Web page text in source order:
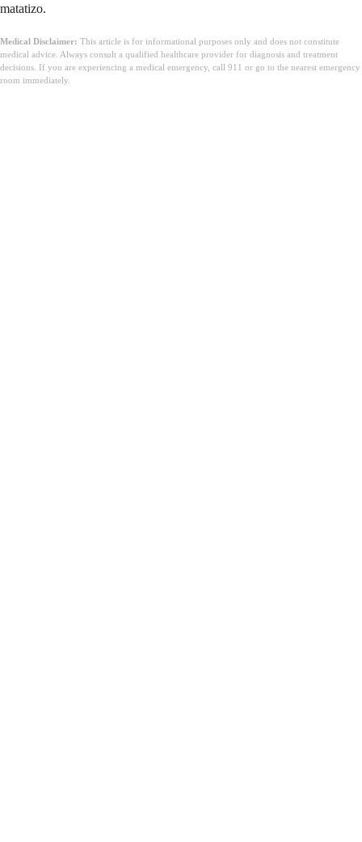
matatizo.
Medical Disclaimer: This article is for informational purposes only and does not constitute
medical advice. Always consult a qualified healthcare provider for diagnosis and treatment
decisions. If you are experiencing a medical emergency, call 911 or go to the nearest emergency
room immediately.